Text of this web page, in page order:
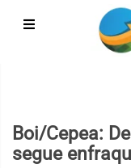
Boi/Cepea:
segue